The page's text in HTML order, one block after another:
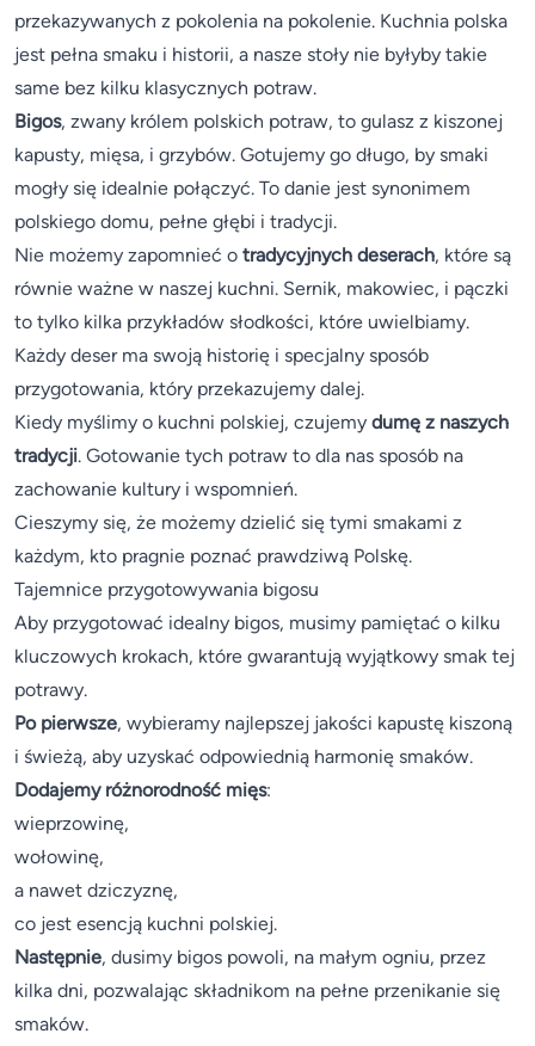
przekazywanych z pokolenia na pokolenie. Kuchnia polska
jest pełna smaku i historii, a nasze stoły nie byłyby takie
same bez kilku klasycznych potraw.
Bigos, zwany królem polskich potraw, to gulasz z kiszonej
kapusty, mięsa, i grzybów. Gotujemy go długo, by smaki
mogły się idealnie połączyć. To danie jest synonimem
polskiego domu, pełne głębi i tradycji.
Nie możemy zapomnieć o tradycyjnych deserach, które są
równie ważne w naszej kuchni. Sernik, makowiec, i pączki
to tylko kilka przykładów słodkości, które uwielbiamy.
Każdy deser ma swoją historię i specjalny sposób
przygotowania, który przekazujemy dalej.
Kiedy myślimy o kuchni polskiej, czujemy dumę z naszych
tradycji. Gotowanie tych potraw to dla nas sposób na
zachowanie kultury i wspomnień.
Cieszymy się, że możemy dzielić się tymi smakami z
każdym, kto pragnie poznać prawdziwą Polskę.
Tajemnice przygotowywania bigosu
Aby przygotować idealny bigos, musimy pamiętać o kilku
kluczowych krokach, które gwarantują wyjątkowy smak tej
potrawy.
Po pierwsze, wybieramy najlepszej jakości kapustę kiszoną
i świeżą, aby uzyskać odpowiednią harmonię smaków.
Dodajemy różnorodność mięs:
wieprzowinę,
wołowinę,
a nawet dziczyznę,
co jest esencją kuchni polskiej.
Następnie, dusimy bigos powoli, na małym ogniu, przez
kilka dni, pozwalając składnikom na pełne przenikanie się
smaków.